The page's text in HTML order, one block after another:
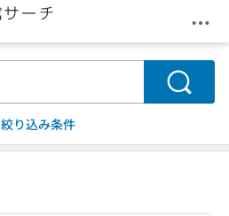
メ
検索
絞り込み条件